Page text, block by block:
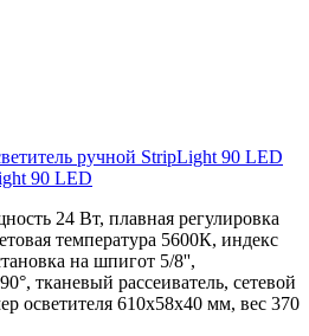
90 LED
24 Вт, плавная регулировка
температура 5600К, индекс
на шпигот 5/8'',
тканевый рассеиватель, сетевой
осветителя 610х58х40 мм, вес 370